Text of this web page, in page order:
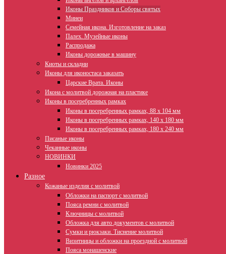
Иконы Праздников и Соборы святых
Минеи
Семейная икона. Изготовление на заказ
Палех. Музейные иконы
Распродажа
Иконы дорожные в машину
Киоты и складни
Иконы для иконостаса заказать
Царские Врата. Иконы
Икона с молитвой дорожная на пластике
Иконы в посеребренных рамках
Иконы в посеребренных рамках, 88 х 104 мм
Иконы в посеребренных рамках, 140 х 180 мм
Иконы в посеребренных рамках, 180 х 240 мм
Писаные иконы
Чеканные иконы
НОВИНКИ
Новинки 2025
Разное
Кожаные изделия с молитвой
Обложки на паспорт с молитвой
Пояса ремни с молитвой
Ключницы с молитвой
Обложка для авто документов с молитвой
Сумки и рюкзаки. Тиснение молитвой
Визитницы и обложки на проездной с молитвой
Пояса монашенские